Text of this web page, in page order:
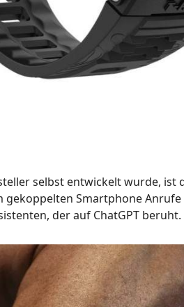
selbst entwickelt wurde,
gekoppelten Smartphone
der auf ChatGPT beruht.